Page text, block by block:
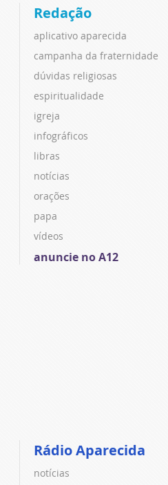
Redação
aplicativo aparecida
campanha da fraternidade
dúvidas religiosas
espiritualidade
igreja
infográficos
libras
notícias
orações
papa
vídeos
anuncie no A12
Rádio Aparecida
notícias